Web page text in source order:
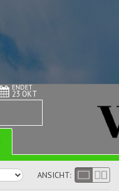
ENDET
23 OKT
ANSICHT: